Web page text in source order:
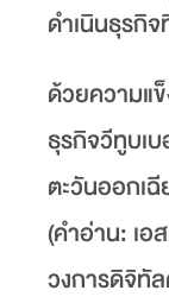
ดำเนินธุรกิ
ด้วยความแ
ธุรกิจวีทูบเ
ตะวันออกเ
(คำอ่าน: เอ
วงการดิจิทั